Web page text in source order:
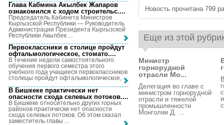
Новость прочитана 799
Еще из этой
Министр
горнорудной
отрасли Мо...
Делегация во главе с
министром горнорудной
отрасли и тяжелой
промышленности
Монголии Д. ...
Глава Кабмина Акылбек Жапаров
ознакомился с ходом строительс....
Председатель Кабинета Министров
Кыргызской Республики — Руководитель
Администрации Президента Кыргызской
Республики Акылбек ...
Первоклассники в столице пройдут
офтальмологическое, стомато....
В течение недели самостоятельного
обучения первого семестра этого
учебного года учащиеся первоклассников
столицы пройдут офтальмологическое, ...
В Бишкеке практически нет
опасности схода селевых потоков....
В Бишкеке относительно других горных
районов практически нет опасности
схода селевых потоков. Об этом сказал
заместитель главы ...